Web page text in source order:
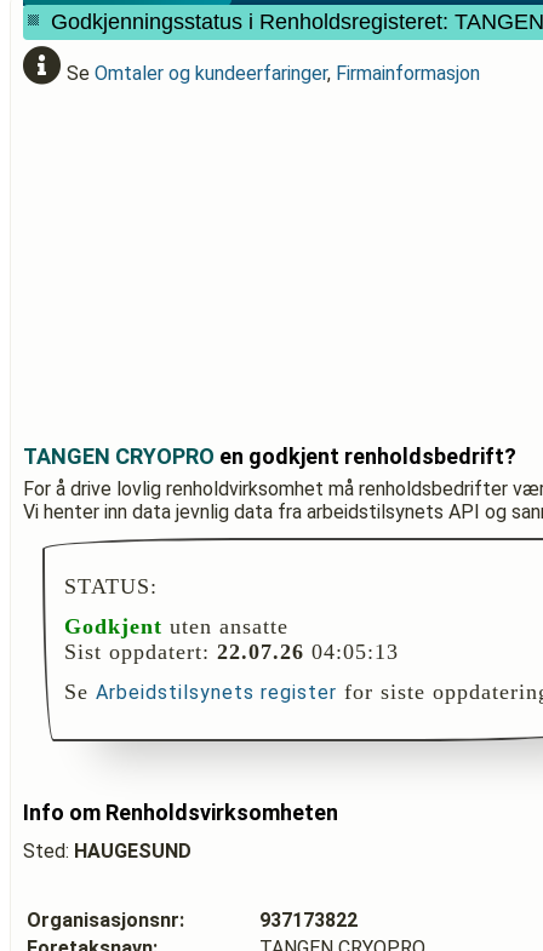
Godkjenningsstatus i Renholdsregisteret:
Se Omtaler og kundeerfaringer, Firmainformasjon
TANGEN CRYOPRO en godkjent renholdsbedrift?
For å drive lovlig renholdvirksomhet må renholdsbedrifter
Vi henter inn data jevnlig data fra arbeidstilsynets API og
STATUS:
Godkjent uten ansatte
Sist oppdatert: 22.07.26 04:05:13
Se Arbeidstilsynets register for siste
Info om Renholdsvirksomheten
Sted: HAUGESUND
Organisasjonsnr:
937173822